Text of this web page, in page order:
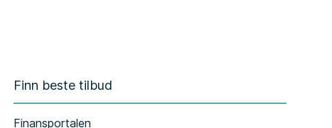
Finn beste tilbud
Finansportalen